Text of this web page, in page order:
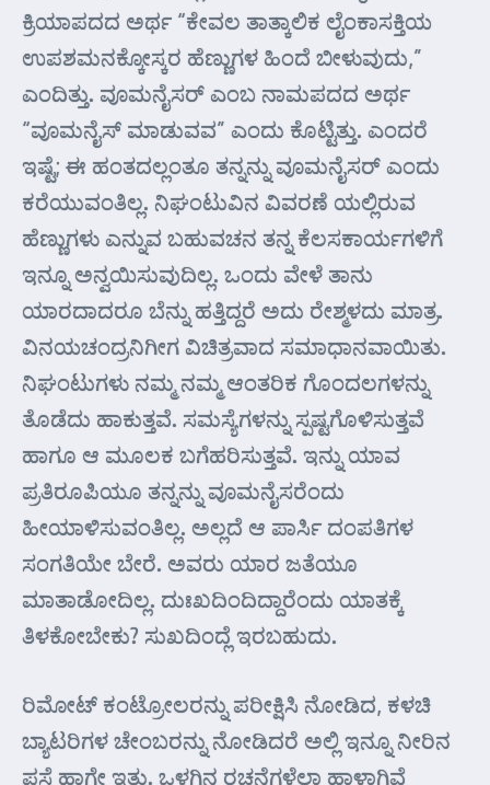
ಕ್ರಿಯಾಪದದ ಅರ್ಥ “ಕೇವಲ ತಾತ್ಕಾಲಿಕ ಲೈಂಕಾಸಕ್ತಿಯ
ಉಪಶಮನಕ್ಕೋಸ್ಕರ ಹೆಣ್ಣುಗಳ ಹಿಂದೆ ಬೀಳುವುದು,”
ಎಂದಿತ್ತು. ವೂಮನೈಸರ್ ಎಂಬ ನಾಮಪದದ ಅರ್ಥ
“ವೂಮನೈಸ್ ಮಾಡುವವ” ಎಂದು ಕೊಟ್ಟಿತ್ತು. ಎಂದರೆ
ಇಷ್ಟೆ; ಈ ಹಂತದಲ್ಲಂತೂ ತನ್ನನ್ನು ವೂಮನೈಸರ್ ಎಂದು
ಕರೆಯುವಂತಿಲ್ಲ. ನಿಘಂಟುವಿನ ವಿವರಣೆ ಯಲ್ಲಿರುವ
ಹೆಣ್ಣುಗಳು ಎನ್ನುವ ಬಹುವಚನ ತನ್ನ ಕೆಲಸಕಾರ್ಯಗಳಿಗೆ
ಇನ್ನೂ ಅನ್ವಯಿಸುವುದಿಲ್ಲ. ಒಂದು ವೇಳೆ ತಾನು
ಯಾರದಾದರೂ ಬೆನ್ನು ಹತ್ತಿದ್ದರೆ ಅದು ರೇಶ್ಮಳದು ಮಾತ್ರ.
ವಿನಯಚಂದ್ರನಿಗೀಗ ವಿಚಿತ್ರವಾದ ಸಮಾಧಾನವಾಯಿತು.
ನಿಘಂಟುಗಳು ನಮ್ಮ ನಮ್ಮ ಆಂತರಿಕ ಗೊಂದಲಗಳನ್ನು
ತೊಡೆದು ಹಾಕುತ್ತವೆ. ಸಮಸ್ಯೆಗಳನ್ನು ಸ್ಪಷ್ಟಗೊಳಿಸುತ್ತವೆ
ಹಾಗೂ ಆ ಮೂಲಕ ಬಗೆಹರಿಸುತ್ತವೆ. ಇನ್ನು ಯಾವ
ಪ್ರತಿರೂಪಿಯೂ ತನ್ನನ್ನು ವೂಮನೈಸರೆಂದು
ಹೀಯಾಳಿಸುವಂತಿಲ್ಲ. ಅಲ್ಲದೆ ಆ ಪಾರ್ಸಿ ದಂಪತಿಗಳ
ಸಂಗತಿಯೇ ಬೇರೆ. ಅವರು ಯಾರ ಜತೆಯೂ
ಮಾತಾಡೋದಿಲ್ಲ. ದುಃಖದಿಂದಿದ್ದಾರೆಂದು ಯಾತಕ್ಕೆ
ತಿಳಕೋಬೇಕು? ಸುಖದಿಂದ್ಲೆ ಇರಬಹುದು.
ರಿಮೋಟ್ ಕಂಟ್ರೋಲರನ್ನು ಪರೀಕ್ಷಿಸಿ ನೋಡಿದ, ಕಳಚಿ
ಬ್ಯಾಟರಿಗಳ ಚೇಂಬರನ್ನು ನೋಡಿದರೆ ಅಲ್ಲಿ ಇನ್ನೂ ನೀರಿನ
ಪಸೆ ಹಾಗೇ ಇತ್ತು. ಒಳಗಿನ ರಚನೆಗಳೆಲ್ಲಾ ಹಾಳಾಗಿವೆ